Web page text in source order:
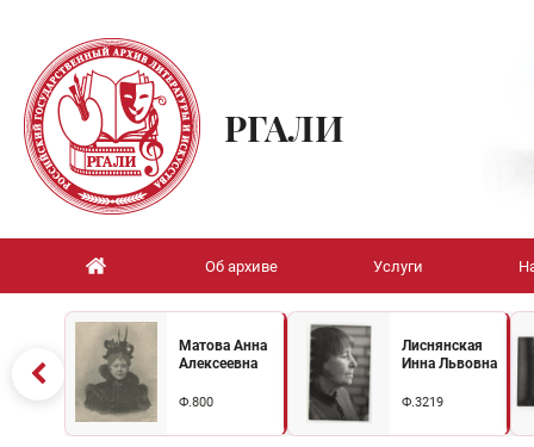
РГАЛИ
Об архиве Услуги
Матова Анна
Алексеевна
Ф.800
Лиснянская
Инна Львовна
Ф.3219